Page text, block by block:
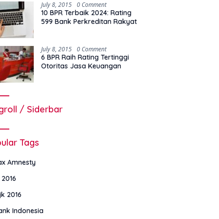
July 8, 2015 0 Comment
10 BPR Terbaik 2024: Rating
599 Bank Perkreditan Rakyat
July 8, 2015 0 Comment
6 BPR Raih Rating Tertinggi
Otoritas Jasa Keuangan
/ Siderbar
Tags
Amnesty
2016
Indonesia